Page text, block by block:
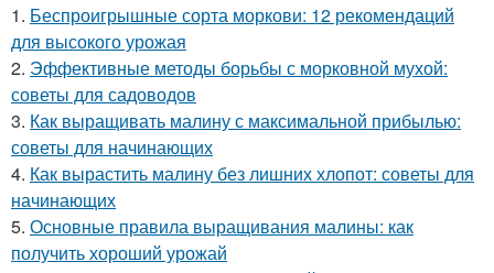
1. Беспроигрышные сорта моркови: 12 рекомендаций
для высокого урожая
2. Эффективные методы борьбы с морковной мухой:
советы для садоводов
3. Как выращивать малину с максимальной прибылью:
советы для начинающих
4. Как вырастить малину без лишних хлопот: советы для
начинающих
5. Основные правила выращивания малины: как
получить хороший урожай